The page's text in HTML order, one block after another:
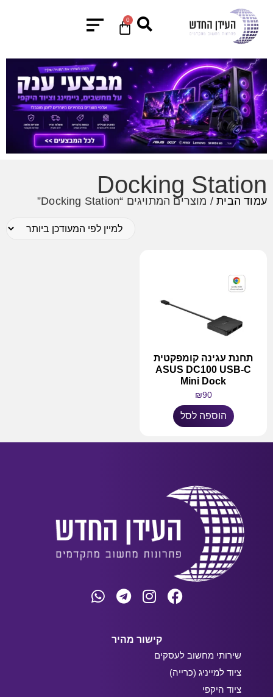
0
Docking Station
עמוד הבית/ מוצרים המתויגים “Docking Station”
תחנת עגינה קומפקטית
ASUS DC100 USB-C
Mini Dock
₪90
הוספה לסל
קישור מהיר
שירותי מחשוב לעסקים
ציוד למייניג (כרייה)
ציוד היקפי